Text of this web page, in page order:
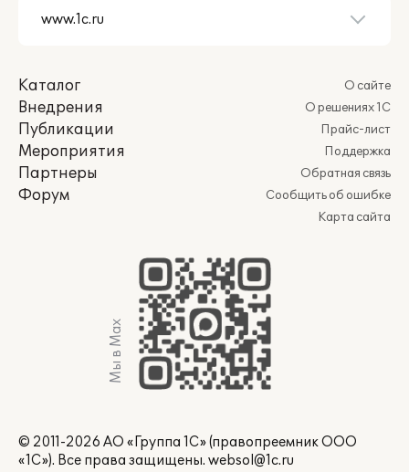
Каталог
Внедрения
Публикации
Мероприятия
Партнеры
Форум
О сайте
О решениях 1С
Прайс-лист
Поддержка
Обратная связь
Сообщить об ошибке
Карта сайта
Мы в Max
© 2011-2026 АО «Группа 1С» (правопреемник ООО
«1С»). Все права защищены. websol@1c.ru